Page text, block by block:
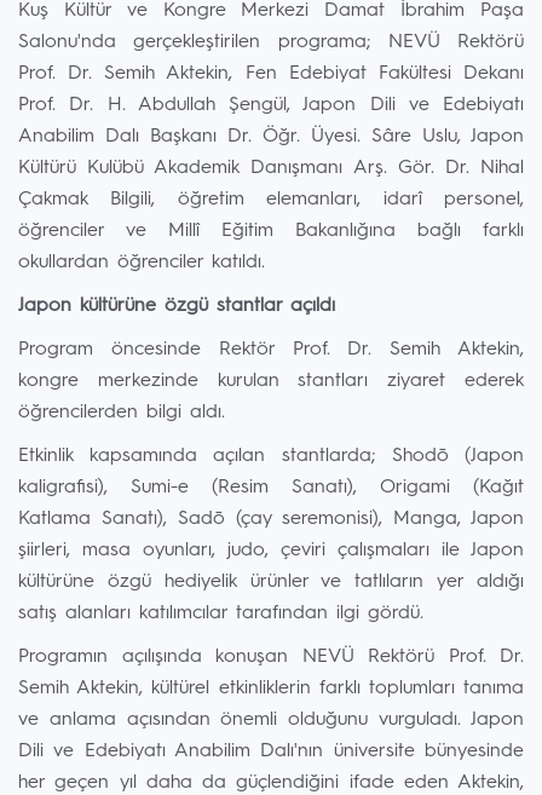
Kuş Kültür ve Kongre Merkezi Damat İbrahim Paşa
Salonu'nda gerçekleştirilen programa; NEVÜ Rektörü
Prof. Dr. Semih Aktekin, Fen Edebiyat Fakültesi Dekanı
Prof. Dr. H. Abdullah Şengül, Japon Dili ve Edebiyatı
Anabilim Dalı Başkanı Dr. Öğr. Üyesi. Sâre Uslu, Japon
Kültürü Kulübü Akademik Danışmanı Arş. Gör. Dr. Nihal
Çakmak Bilgili, öğretim elemanları, idarî personel,
öğrenciler ve Millî Eğitim Bakanlığına bağlı farklı
okullardan öğrenciler katıldı.
Japon kültürüne özgü stantlar açıldı
Program öncesinde Rektör Prof. Dr. Semih Aktekin,
kongre merkezinde kurulan stantları ziyaret ederek
öğrencilerden bilgi aldı.
Etkinlik kapsamında açılan stantlarda; Shodō (Japon
kaligrafisi), Sumi-e (Resim Sanatı), Origami (Kağıt
Katlama Sanatı), Sadō (çay seremonisi), Manga, Japon
şiirleri, masa oyunları, judo, çeviri çalışmaları ile Japon
kültürüne özgü hediyelik ürünler ve tatlıların yer aldığı
satış alanları katılımcılar tarafından ilgi gördü.
Programın açılışında konuşan NEVÜ Rektörü Prof. Dr.
Semih Aktekin, kültürel etkinliklerin farklı toplumları tanıma
ve anlama açısından önemli olduğunu vurguladı. Japon
Dili ve Edebiyatı Anabilim Dalı'nın üniversite bünyesinde
her geçen yıl daha da güçlendiğini ifade eden Aktekin,